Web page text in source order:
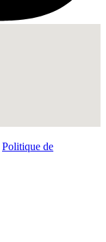
Politique de